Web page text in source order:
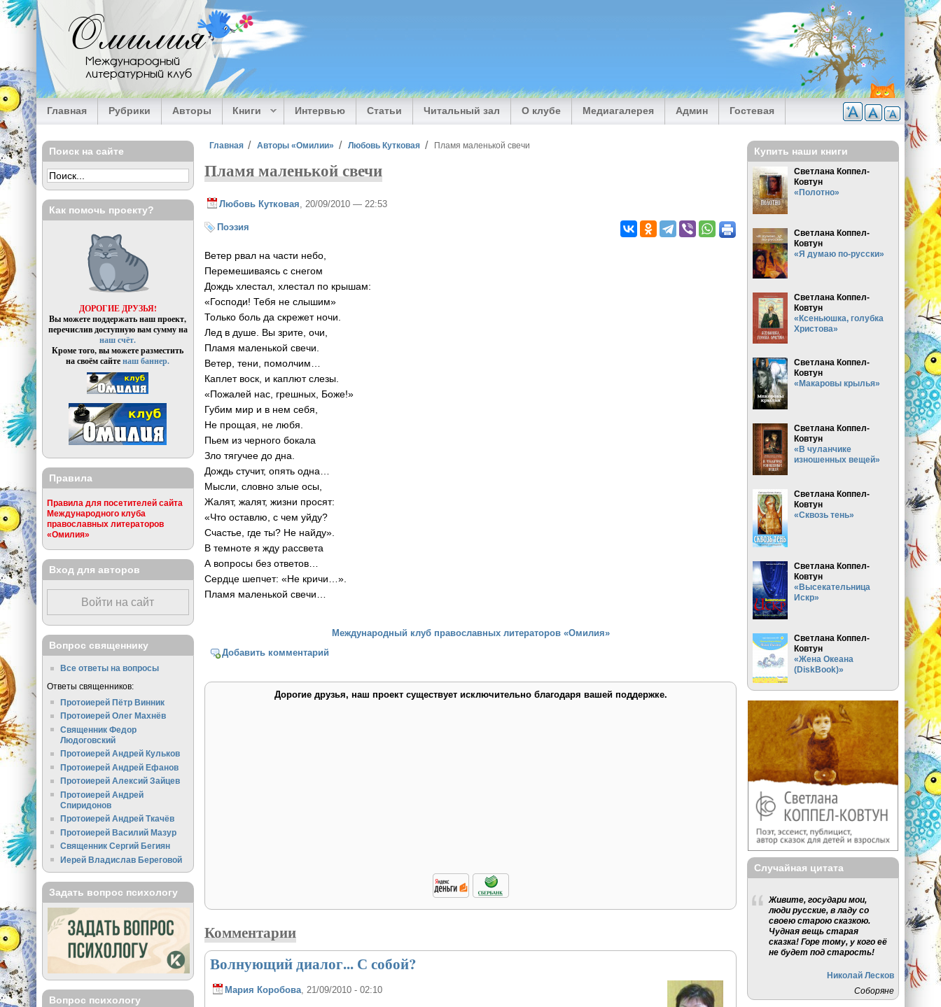
Перейти к основному содержанию
Омилия
Международный
литературный клуб
Главная Рубрики Авторы Книги Интервью Статьи Читальный зал О клубе Медиагалерея Админ Гостевая
Вы здесь
Главная Авторы «Омилии» Любовь Кутковая Пламя маленькой свечи
Пламя маленькой свечи
Любовь Кутковая , 20/09/2010 — 22:53
Поэзия
Ветер рвал на части небо,
Перемешиваясь с снегом
Дождь хлестал, хлестал по крышам:
«Господи! Тебя не слышим»
Только боль да скрежет ночи.
Лед в душе. Вы зрите, очи,
Пламя маленькой свечи.
Ветер, тени, помолчим…
Каплет воск, и каплют слезы.
«Пожалей нас, грешных, Боже!»
Губим мир и в нем себя,
Не прощая, не любя.
Пьем из черного бокала
Зло тягучее до дна.
Дождь стучит, опять одна…
Мысли, словно злые осы,
Жалят, жалят, жизни просят:
«Что оставлю, с чем уйду?
Счастье, где ты? Не найду».
В темноте я жду рассвета
А вопросы без ответов…
Сердце шепчет: «Не кричи…».
Пламя маленькой свечи…
Международный клуб православных литераторов «Омилия»
Добавить комментарий
Дорогие друзья, наш проект существует исключительно благодаря вашей поддержке.
Комментарии
Волнующий диалог... С собой?
Мария Коробова, 21/09/2010 - 02:10
Поиск на сайте
Как помочь проекту?
ДОРОГИЕ ДРУЗЬЯ!
Вы можете поддержать наш проект,
перечислив доступную вам сумму на
наш счёт.
Кроме того, вы можете разместить
на своём сайтенаш баннер.
Правила
Правила для посетителей сайта
Международного клуба
православных литераторов
«Омилия»
Вход для авторов
Войти на сайт
Вопрос священнику
Все ответы на вопросы
Ответы священников:
Протоиерей Пётр Винник
Протоиерей Олег Махнёв
Священник Федор
Людоговский
Протоиерей Андрей Кульков
Протоиерей Андрей Ефанов
Протоиерей Алексий Зайцев
Протоиерей Андрей
Спиридонов
Протоиерей Андрей Ткачёв
Протоиерей Василий Мазур
Священник Сергий Бегиян
Иерей Владислав Береговой
Задать вопрос психологу
Вопрос психологу
Купить наши книги
Светлана Коппел-
Ковтун
«Полотно»
Светлана Коппел-
Ковтун
«Я думаю по-русски»
Светлана Коппел-
Ковтун
«Ксеньюшка, голубка
Христова»
Светлана Коппел-
Ковтун
«Макаровы крылья»
Светлана Коппел-
Ковтун
«В чуланчике
изношенных вещей»
Светлана Коппел-
Ковтун
«Сквозь тень»
Светлана Коппел-
Ковтун
«Высекательница
Искр»
Светлана Коппел-
Ковтун
«Жена Океана
(DiskBook)»
Случайная цитата
Живите, государи мои,
люди русские, в ладу со
своею старою сказкою.
Чудная вещь старая
сказка! Горе тому, у кого её
не будет под старость!
Николай Лесков
Соборяне